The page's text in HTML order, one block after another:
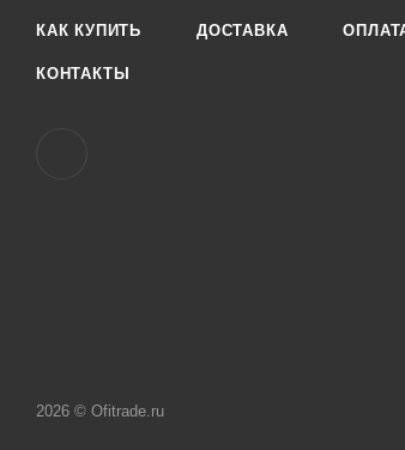
КАК КУПИТЬ ДОСТАВКА
КОНТАКТЫ
2026 © Ofitrade.ru